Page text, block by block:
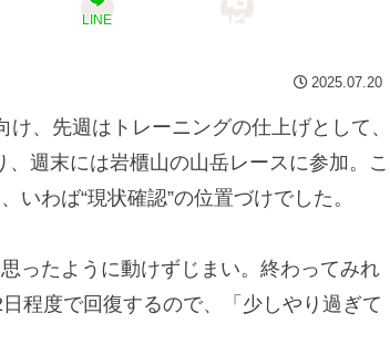
LINE
2025.07.20
、先週はトレーニングの仕上げとして、
週末には岩櫃山の山岳レースに参加。こ
わば“現状確認”の位置づけでした。
ったように動けずじまい。終わってみれ
程度で回復するので、「少しやり過ぎて